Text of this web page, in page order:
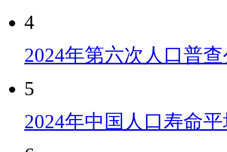
4
2024年第六次人口普
5
2024年中国人口寿命